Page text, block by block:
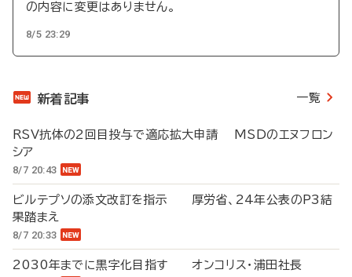
の内容に変更はありません。
8/5 23:29
新着記事 一覧
RSV抗体の2回目投与で適応拡大申請 MSDのエヌフロン
シア
8/7 20:43
ビルテプソの添文改訂を指示 厚労省、24年公表のP3結
果踏まえ
8/7 20:33
2030年までに黒字化目指す オンコリス・浦田社長